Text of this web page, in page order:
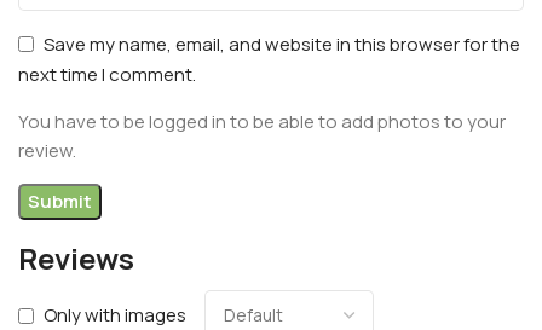
Reviews
Only with images
Save my name, email, and website in this browser for the
next time I comment.
You have to be logged in to be able to add photos to your
review.